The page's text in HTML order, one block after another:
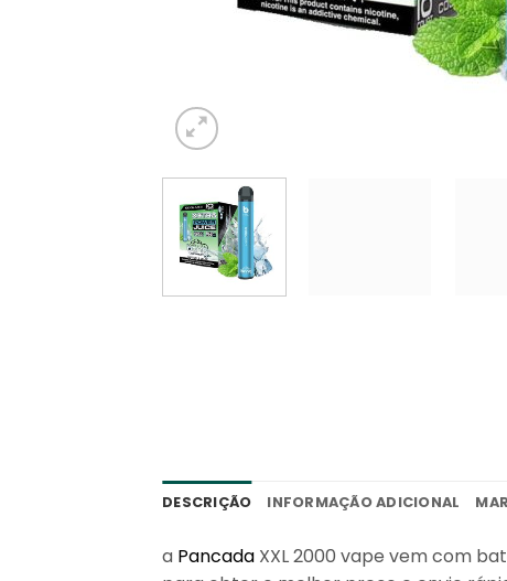
DESCRIÇÃO INFORMAÇÃO ADICIONAL
a Pancada XXL 2000 vape vem com